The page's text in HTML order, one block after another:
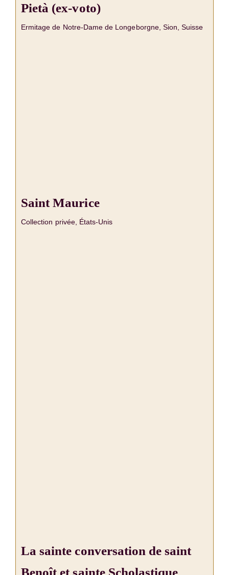
Pietà (ex-voto)
Ermitage de Notre-Dame de Longeborgne, Sion, Suisse
Saint Maurice
Collection privée, États-Unis
La sainte conversation de saint